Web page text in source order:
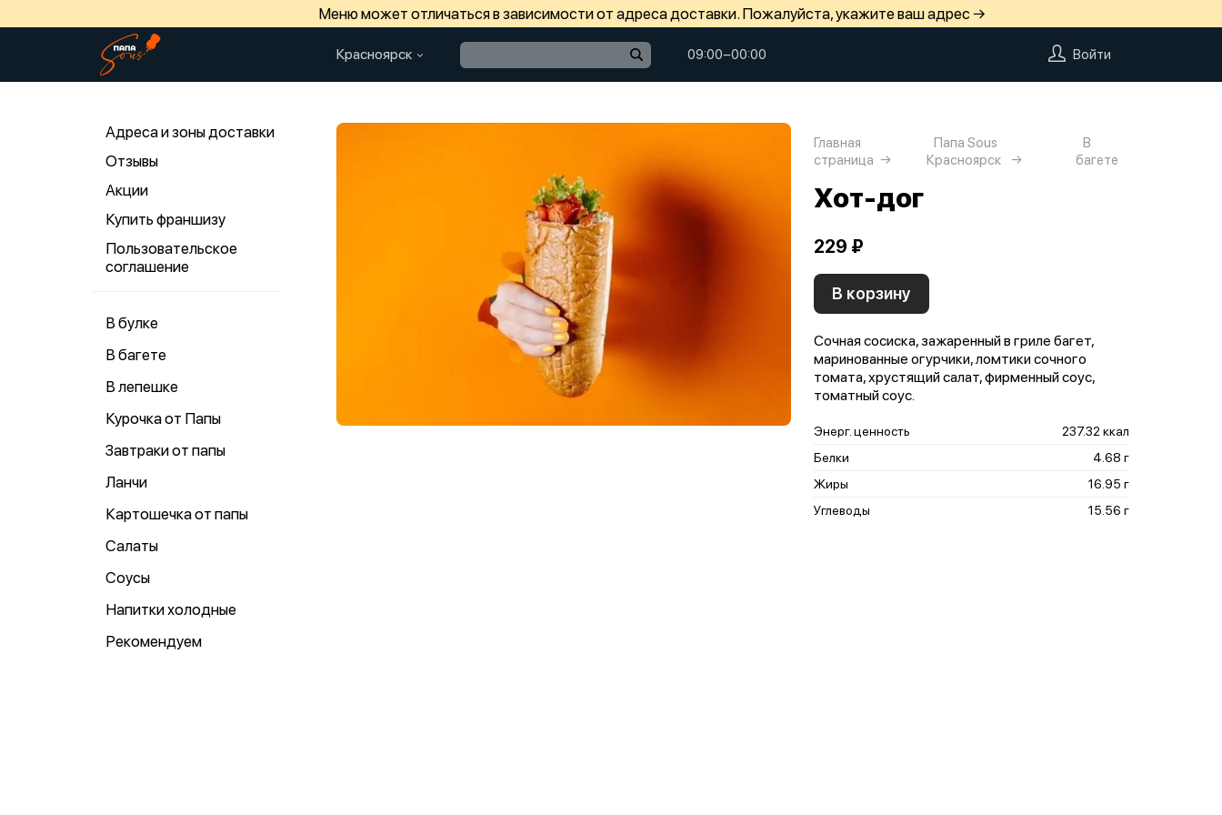
Меню может отличаться в зависимости от адреса доставки. Пожалуйста, укажите ваш адрес →
Красноярск 09:00−00:00 Войти
Адреса и зоны доставки
Отзывы
Акции
Купить франшизу
Пользовательское
соглашение
В булке
В багете
В лепешке
Курочка от Папы
Завтраки от папы
Ланчи
Картошечка от папы
Салаты
Соусы
Напитки холодные
Рекомендуем
Главная
страница
Папа Sous
Красноярск
В
багете
Хот-дог
229 ₽
В корзину
Сочная сосиска, зажаренный в гриле багет,
маринованные огурчики, ломтики сочного
томата, хрустящий салат, фирменный соус,
томатный соус.
Энерг. ценность
237.32 ккал
Белки
4.68 г
Жиры
16.95 г
Углеводы
15.56 г